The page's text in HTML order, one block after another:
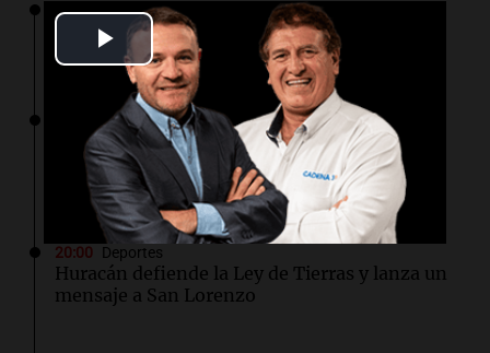
Play
Video
20:08 Sociedad
León XIV en Córdoba: el papa, los aviones de
guerra y una cruenta batalla olvidada
Sociedad
Accidente en Mar del Plata: una camioneta
descontrolada chocó en Playa Chica por el
viento
20:00 Deportes
Huracán defiende la Ley de Tierras y lanza un
mensaje a San Lorenzo